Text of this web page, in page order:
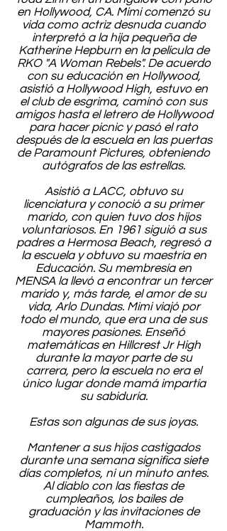
en Hollywood, CA. Mimi comenzó su
vida como actriz desnuda cuando
interpretó a la hija pequeña de
Katherine Hepburn en la película de
RKO "A Woman Rebels". De acuerdo
con su educación en Hollywood,
asistió a Hollywood High, estuvo en
el club de esgrima, caminó con sus
amigos hasta el letrero de Hollywood
para hacer picnic y pasó el rato
después de la escuela en las puertas
de Paramount Pictures, obteniendo
autógrafos de las estrellas.
Asistió a LACC, obtuvo su
licenciatura y conoció a su primer
marido, con quien tuvo dos hijos
voluntariosos. En 1961 siguió a sus
padres a Hermosa Beach, regresó a
la escuela y obtuvo su maestría en
Educación. Su membresía en
MENSA la llevó a encontrar un tercer
marido y, más tarde, el amor de su
vida, Arlo Dundas. Mimi viajó por
todo el mundo, que era una de sus
mayores pasiones. Enseñó
matemáticas en Hillcrest Jr High
durante la mayor parte de su
carrera, pero la escuela no era el
único lugar donde mamá impartía
su sabiduría.
Estas son algunas de sus joyas.
Mantener a sus hijos castigados
durante una semana significa siete
días completos, ni un minuto antes.
Al diablo con las fiestas de
cumpleaños, los bailes de
graduación y las invitaciones de
Mammoth.